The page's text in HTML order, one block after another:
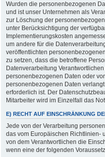
Wurden die personenbezogenen
und ist unser Unternehmen als
zur Löschung der
unter Berücksichtigung der
Implementierungskosten
um andere für die
veröffentlichten
zu setzen, dass die betroffene
Datenverarbeitung
personenbezogenen Daten oder
personenbezogenen Daten
erforderlich ist. Der
Mitarbeiter wird im Einzelfall das
E) RECHT AUF EINSCHRÄNKUNG
Jede von der Verarbeitung
das vom Europäischen Richtlinien-
von dem Verantwortlichen die
wenn eine der folgenden